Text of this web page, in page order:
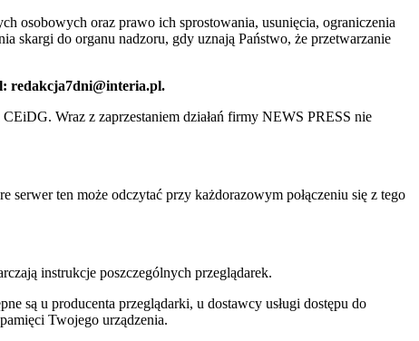
osobowych oraz prawo ich sprostowania, usunięcia, ograniczenia
skargi do organu nadzoru, gdy uznają Państwo, że przetwarzanie
redakcja7dni@interia.pl.
Wraz z zaprzestaniem działań firmy NEWS PRESS nie
ten może odczytać przy każdorazowym połączeniu się z tego
instrukcje poszczególnych przeglądarek.
są u producenta przeglądarki, u dostawcy usługi dostępu do
Twojego urządzenia.